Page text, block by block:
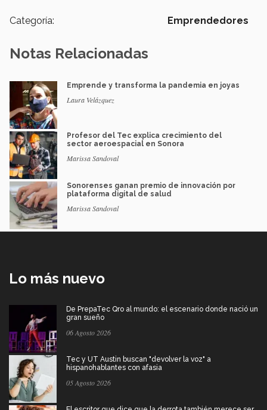
Categoría: Emprendedores
Notas Relacionadas
Emprende y transforma la pandemia en joyas
Laura Velázquez
Profesor del Tec explica crecimiento del
sector aeroespacial en Sonora
Marissa Sandoval
Sonorenses ganan premio de innovación por
plataforma digital de salud
Marissa Sandoval
Lo más nuevo
De PrepaTec Qro al mundo: el escenario donde nació un
gran sueño
06 Agosto 2026
Tec y UT Austin buscan "devolver la voz" a
hispanohablantes con afasia
05 Agosto 2026